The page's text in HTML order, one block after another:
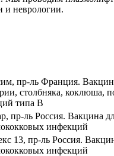
и неврологии.
пр-ль Франция.
столбняка, коклюша,
типа В
пр-ль Россия. Вакцина
инфекций
13, пр-ль Россия.
инфекций